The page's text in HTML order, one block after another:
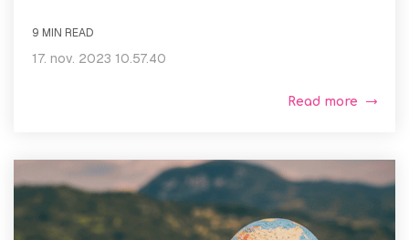
9 MIN READ
17. nov. 2023 10.57.40
Read more